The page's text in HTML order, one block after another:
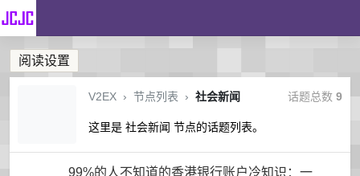
阅读设置
话题总数 9
V2EX › 节点列表 › 社会新闻
这里是 社会新闻 节点的话题列表。
99%的人不知道的香港银行账户冷知识：一